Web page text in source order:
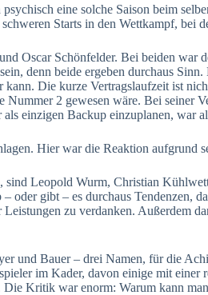
eine solche Saison beim
Starts in den Wettkampf, bei
Oscar Schönfelder. Bei beiden
denn beide ergeben durchaus
Die kurze Vertragslaufzeit ist
2 gewesen wäre. Bei
einzigen Backup einzuplanen, war
Hier war die Reaktion aufgrund
Leopold Wurm, Christian
oder gibt – es durchaus Tendenzen,
zu verdanken. Außerdem
und Bauer – drei Namen, für die
im Kader, davon einige mit
Kritik war enorm: Warum kann